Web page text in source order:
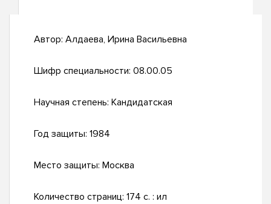
Автор: Алдаева, Ирина Васильевна
Шифр специальности: 08.00.05
Научная степень: Кандидатская
Год защиты: 1984
Место защиты: Москва
Количество страниц: 174 c. : ил